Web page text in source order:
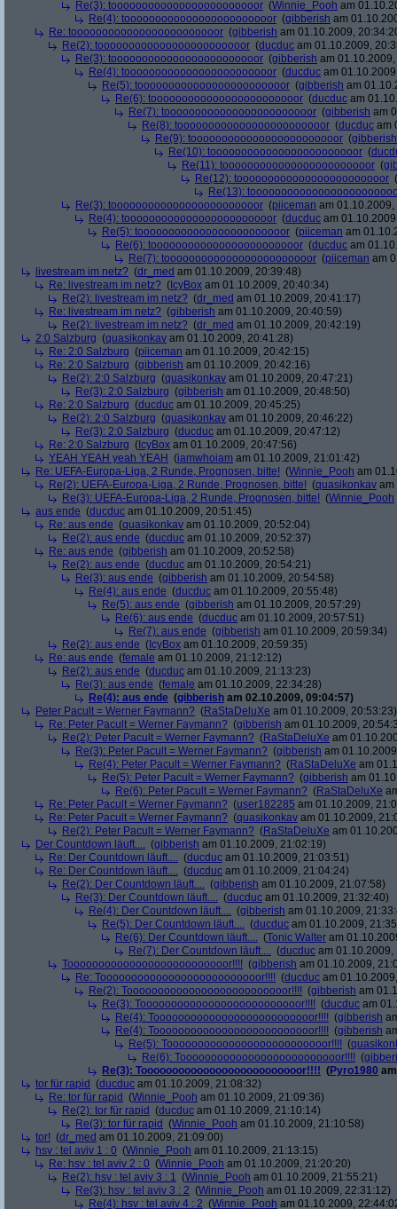
Re(3): toooooooooooooooooooooooor (Winnie_Pooh am
Re(4): toooooooooooooooooooooooor (gibberish am
Re: toooooooooooooooooooooooor (gibberish am 01.10.2009,
Re(2): toooooooooooooooooooooooor (ducduc am 01.10.2009,
Re(3): toooooooooooooooooooooooor (gibberish am
Re(4): toooooooooooooooooooooooor (ducduc am
Re(5): toooooooooooooooooooooooor (gibberish am
Re(6): toooooooooooooooooooooooor (ducduc am
Re(7): toooooooooooooooooooooooor (gibberish am
Re(8): toooooooooooooooooooooooor (ducduc am
Re(9): toooooooooooooooooooooooor (gibberish
Re(10): toooooooooooooooooooooooor (
Re(11): toooooooooooooooooooooooor (
Re(12): toooooooooooooooooooooooor (
Re(13):
Re(3): toooooooooooooooooooooooor (piiceman am
Re(4): toooooooooooooooooooooooor (ducduc am
Re(5): toooooooooooooooooooooooor (piiceman am
Re(6): toooooooooooooooooooooooor (ducduc am
Re(7): toooooooooooooooooooooooor (piiceman am
livestream im netz? (dr_med am 01.10.2009, 20:39:48)
Re: livestream im netz? ( IcyBox am 01.10.2009, 20:40:34)
Re(2): livestream im netz? (dr_med am 01.10.2009, 20:41:17)
Re: livestream im netz? (gibberish am 01.10.2009, 20:40:59)
Re(2): livestream im netz? (dr_med am 01.10.2009, 20:42:19)
2:0 Salzburg (quasikonkav am 01.10.2009, 20:41:28)
Re: 2:0 Salzburg (piiceman am 01.10.2009, 20:42:15)
Re: 2:0 Salzburg (gibberish am 01.10.2009, 20:42:16)
Re(2): 2:0 Salzburg (quasikonkav am 01.10.2009, 20:47:21)
Re(3): 2:0 Salzburg (gibberish am 01.10.2009, 20:48:50)
Re: 2:0 Salzburg (ducduc am 01.10.2009, 20:45:25)
Re(2): 2:0 Salzburg (quasikonkav am 01.10.2009, 20:46:22)
Re(3): 2:0 Salzburg (ducduc am 01.10.2009, 20:47:12)
Re: 2:0 Salzburg ( IcyBox am 01.10.2009, 20:47:56)
YEAH YEAH yeah YEAH (iamwhoiam am 01.10.2009, 21:01:42)
Re: UEFA-Europa-Liga, 2 Runde, Prognosen, bitte! (Winnie_Pooh am
Re(2): UEFA-Europa-Liga, 2 Runde, Prognosen, bitte! (quasikonkav am
Re(3): UEFA-Europa-Liga, 2 Runde, Prognosen, bitte! (Winnie_Pooh
aus ende (ducduc am 01.10.2009, 20:51:45)
Re: aus ende (quasikonkav am 01.10.2009, 20:52:04)
Re(2): aus ende (ducduc am 01.10.2009, 20:52:37)
Re: aus ende (gibberish am 01.10.2009, 20:52:58)
Re(2): aus ende (ducduc am 01.10.2009, 20:54:21)
Re(3): aus ende (gibberish am 01.10.2009, 20:54:58)
Re(4): aus ende (ducduc am 01.10.2009, 20:55:48)
Re(5): aus ende (gibberish am 01.10.2009, 20:57:29)
Re(6): aus ende (ducduc am 01.10.2009, 20:57:51)
Re(7): aus ende (gibberish am 01.10.2009, 20:59:34)
Re(2): aus ende ( IcyBox am 01.10.2009, 20:59:35)
Re: aus ende (female am 01.10.2009, 21:12:12)
Re(2): aus ende (ducduc am 01.10.2009, 21:13:23)
Re(3): aus ende (female am 01.10.2009, 22:34:28)
Re(4): aus ende (gibberish am 02.10.2009, 09:04:57)
Peter Pacult = Werner Faymann? (RaStaDeluXe am 01.10.2009, 20:53:23)
Re: Peter Pacult = Werner Faymann? (gibberish am 01.10.2009,
Re(2): Peter Pacult = Werner Faymann? (RaStaDeluXe am
Re(3): Peter Pacult = Werner Faymann? (gibberish am
Re(4): Peter Pacult = Werner Faymann? (RaStaDeluXe am
Re(5): Peter Pacult = Werner Faymann? (gibberish am
Re(6): Peter Pacult = Werner Faymann? (RaStaDeluXe
Re: Peter Pacult = Werner Faymann? (user182285 am 01.10.2009,
Re: Peter Pacult = Werner Faymann? (quasikonkav am 01.10.2009,
Re(2): Peter Pacult = Werner Faymann? (RaStaDeluXe am
Der Countdown läuft.... (gibberish am 01.10.2009, 21:02:19)
Re: Der Countdown läuft.... (ducduc am 01.10.2009, 21:03:51)
Re: Der Countdown läuft.... (ducduc am 01.10.2009, 21:04:24)
Re(2): Der Countdown läuft.... (gibberish am 01.10.2009, 21:07:58)
Re(3): Der Countdown läuft.... (ducduc am 01.10.2009, 21:32:40)
Re(4): Der Countdown läuft.... (gibberish am 01.10.2009,
Re(5): Der Countdown läuft.... (ducduc am 01.10.2009,
Re(6): Der Countdown läuft.... (Tonic Walter am
Re(7): Der Countdown läuft.... (ducduc am 01.10.2009,
Toooooooooooooooooooooooooor!!!! (gibberish am 01.10.2009,
Re: Toooooooooooooooooooooooooor!!!! (ducduc am
Re(2): Toooooooooooooooooooooooooor!!!! (gibberish am
Re(3): Toooooooooooooooooooooooooor!!!! (ducduc am
Re(4): Toooooooooooooooooooooooooor!!!! (gibberish
Re(4): Toooooooooooooooooooooooooor!!!! (gibberish
Re(5): Toooooooooooooooooooooooooor!!!! (
Re(6): Toooooooooooooooooooooooooor!!!! (
Re(3): Toooooooooooooooooooooooooor!!!! (Pyro1980
tor für rapid (ducduc am 01.10.2009, 21:08:32)
Re: tor für rapid (Winnie_Pooh am 01.10.2009, 21:09:36)
Re(2): tor für rapid (ducduc am 01.10.2009, 21:10:14)
Re(3): tor für rapid (Winnie_Pooh am 01.10.2009, 21:10:58)
tor! (dr_med am 01.10.2009, 21:09:00)
hsv : tel aviv 1 : 0 (Winnie_Pooh am 01.10.2009, 21:13:15)
Re: hsv : tel aviv 2 : 0 (Winnie_Pooh am 01.10.2009, 21:20:20)
Re(2): hsv : tel aviv 3 : 1 (Winnie_Pooh am 01.10.2009, 21:55:21)
Re(3): hsv : tel aviv 3 : 2 (Winnie_Pooh am 01.10.2009, 22:31:12)
Re(4): hsv : tel aviv 4 : 2 (Winnie_Pooh am 01.10.2009,